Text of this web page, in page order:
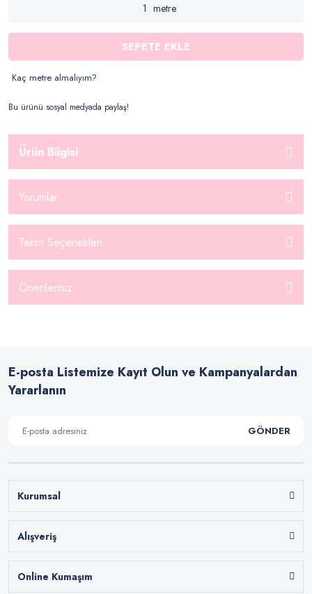
metre
SEPETE EKLE
Kaç metre almalıyım?
Bu ürünü sosyal medyada paylaş!
Ürün Bilgisi
Yorumlar
Taksit Seçenekleri
Önerileriniz
E-posta Listemize Kayıt Olun ve Kampanyalardan
Yararlanın
GÖNDER
Kurumsal
Alışveriş
Online Kumaşım